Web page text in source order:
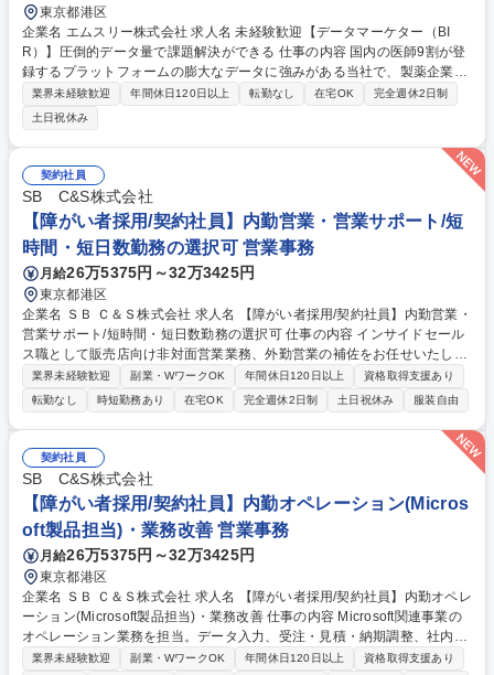
東京都港区
企業名 エムスリー株式会社 求人名 未経験歓迎【データマーケター（BI
R）】圧倒的データ量で課題解決ができる 仕事の内容 国内の医師9割が登
録するプラットフォームの膨大なデータに強みがある当社で、製薬企業の
マーケティング課題を解決するため、データ分析に基づくインサイト抽出
とプロモーション戦略の立案を行っていただきます。 【具体的には】クラ
イアントである製薬企業に対し、医師のアンケート結果や行動履歴などの
データを活用し、効果的なマーケティング戦略を立案・実行します。ター
ゲット医師の選定や、市場のポジショニング分析、最適なメッセージの策
定など、データに基づく論理的なアプローチで顧客の意思決定を支援しま
す。単なるデータ集計にとどまらず、自ら仮説を立てて施策を実行し、医
療課題の本質的な解決へと導くポジションです。 募集職種 未経験歓迎
【データマーケター（BIR）】圧倒的データ量で課題解決ができる
業界未経験歓迎 年間休日120日以上 転勤なし 在宅OK
完全週休2日制
土日祝休み
契約社員
SB C&S株式会社
【障がい者採用/契約社員】内勤営業・営業サポート/短
時間・短日数勤務の選択可 営業事務
月給26万5375円～32万3425円
東京都港区
企業名 ＳＢ Ｃ＆Ｓ株式会社 求人名 【障がい者採用/契約社員】内勤営業・
営業サポート/短時間・短日数勤務の選択可 仕事の内容 インサイドセール
ス職として販売店向け非対面営業業務、外勤営業の補佐をお任せいたしま
す。ご希望に応じて短時間フレックス、短日数勤務（週3日～）も選択が
可能な求人です。 当社取扱の商材全般について案件獲得以降の後工程を担
当頂きます。 ・受発注データ入力（専用システム・Excel） ・見積書・請
求書作成 ・社内申請処理、データチェック ・電話、メール対応（社内
外）※電話対応は配慮の上、業務内容を調整します ・営業担当者の事務サ
ポート業務 募集職種 【障がい者採用/契約社員】内勤営業・営業サポート/
短時間・短日数勤務の選択可
業界未経験歓迎 副業・WワークOK 年間休日120日以上
資格取得支援あり
転勤なし
時短勤務あり 在宅OK 完全週休2日制 土日祝休み 服装自由
契約社員
SB C&S株式会社
【障がい者採用/契約社員】内勤オペレーション(Micros
oft製品担当)・業務改善 営業事務
月給26万5375円～32万3425円
東京都港区
企業名 ＳＢ Ｃ＆Ｓ株式会社 求人名 【障がい者採用/契約社員】内勤オペレ
ーション(Microsoft製品担当)・業務改善 仕事の内容 Microsoft関連事業の
オペレーション業務を担当。データ入力、受注・見積・納期調整、社内問
い合わせ対応、資料作成に加え、AIツールを活用した業務改善にも携わり
業界未経験歓迎 副業・WワークOK 年間休日120日以上 資格取得支援あり